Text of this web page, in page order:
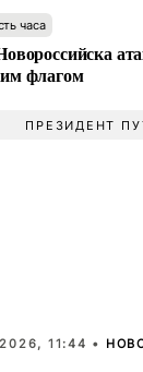
часа
флагом
ПРЕЗИДЕНТ
11:44 •